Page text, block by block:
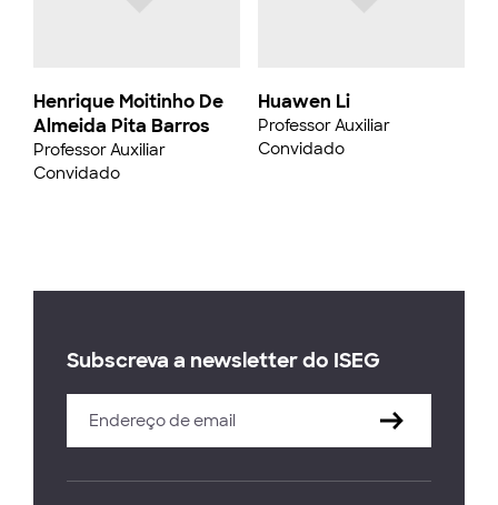
Henrique Moitinho De
Almeida Pita Barros
Professor Auxiliar
Convidado
Huawen Li
Professor Auxiliar
Convidado
Subscreva a newsletter do ISEG